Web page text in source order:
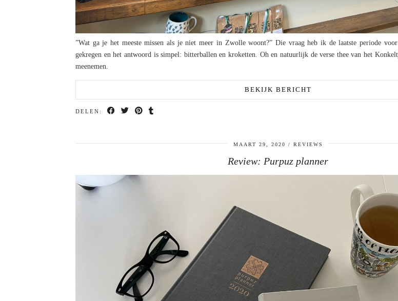
”Wat ga je het meeste missen als je niet meer in Zwolle woont?” Die vraag heb ik de laatste periode
gekregen en het antwoord is simpel: bitterballen en kroketten. Oh en natuurlijk de verse thee van het
meenemen.
BEKIJK BERICHT
DELEN:
MAART 29, 2020 REVIEWS
Review: Purpuz planner